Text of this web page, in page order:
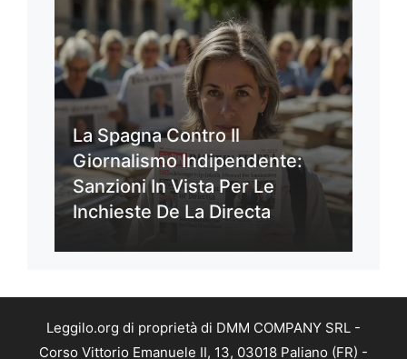
La Spagna Contro Il
Giornalismo Indipendente:
Sanzioni In Vista Per Le
Inchieste De La Directa
Leggilo.org di proprietà di DMM COMPANY SRL -
Corso Vittorio Emanuele II, 13, 03018 Paliano (FR) -